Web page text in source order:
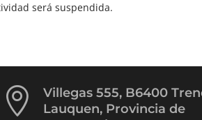
será suspendida.

Villegas 555, B6400
Lauquen, Provincia de